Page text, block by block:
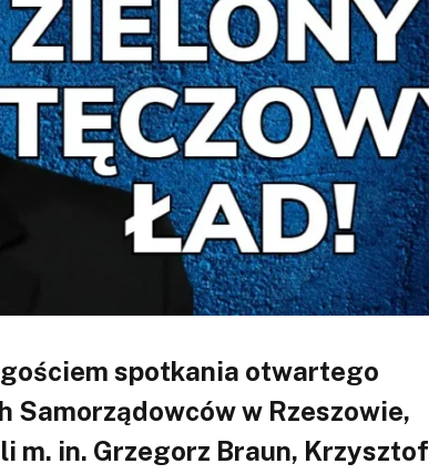
spotkania otwartego
w Rzeszowie,
m. in. Grzegorz Braun, Krzysztof